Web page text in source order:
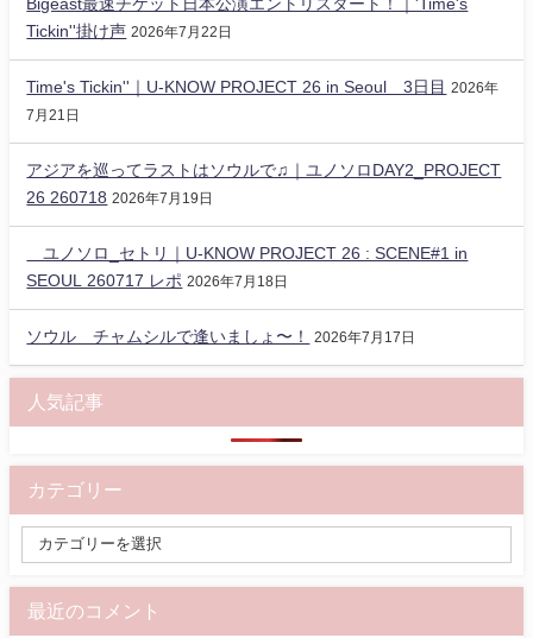
Bigeast最速チケット日本公演エントリスタート！｜'Time's
Tickin''掛け声 2026年7月22日
Time's Tickin''｜U-KNOW PROJECT 26 in Seoul 3日目
2026年
7月21日
アジアを巡ってラストはソウルで♫｜ユノソロDAY2_PROJECT
26 260718 2026年7月19日
ユノソロ_セトリ｜U-KNOW PROJECT 26 : SCENE#1 in
SEOUL 260717 レポ 2026年7月18日
ソウル チャムシルで逢いましょ〜！ 2026年7月17日
人気記事
カテゴリー
最近のコメント